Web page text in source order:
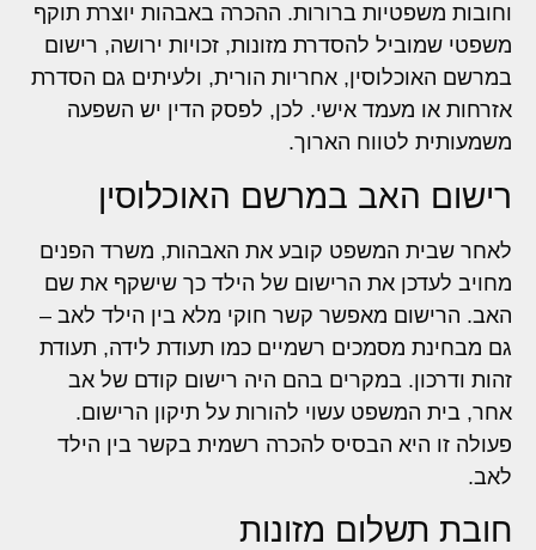
וחובות משפטיות ברורות. ההכרה באבהות יוצרת תוקף
משפטי שמוביל להסדרת מזונות, זכויות ירושה, רישום
במרשם האוכלוסין, אחריות הורית, ולעיתים גם הסדרת
אזרחות או מעמד אישי. לכן, לפסק הדין יש השפעה
משמעותית לטווח הארוך.
רישום האב במרשם האוכלוסין
לאחר שבית המשפט קובע את האבהות, משרד הפנים
מחויב לעדכן את הרישום של הילד כך שישקף את שם
האב. הרישום מאפשר קשר חוקי מלא בין הילד לאב –
גם מבחינת מסמכים רשמיים כמו תעודת לידה, תעודת
זהות ודרכון. במקרים בהם היה רישום קודם של אב
אחר, בית המשפט עשוי להורות על תיקון הרישום.
פעולה זו היא הבסיס להכרה רשמית בקשר בין הילד
לאב.
חובת תשלום מזונות